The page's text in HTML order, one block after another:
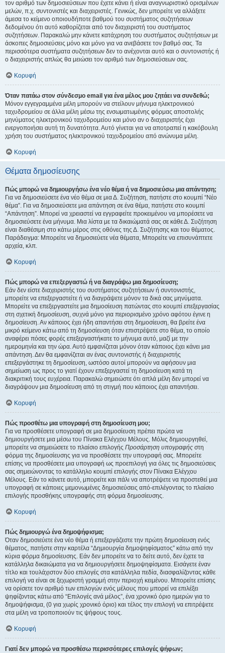
τον αριθμό των δημοσιεύσεων που έχετε κάνει ή είναι αναγνωριστικό ορισμένων
μελών, π.χ. συντονιστές και διαχειριστές. Γενικώς, δεν μπορείτε να αλλάξετε
άμεσα το κείμενο οποιουδήποτε βαθμού του συστήματος συζητήσεων
δεδομένου ότι αυτό καθορίζεται από τον διαχειριστή του συστήματος
συζητήσεων. Παρακαλώ μην κάνετε κατάχρηση του συστήματος συζητήσεων με
άσκοπες δημοσιεύσεις μόνο και μόνο για να ανεβάσετε τον βαθμό σας. Τα
περισσότερα συστήματα συζητήσεων δεν το ανέχονται αυτό και ο συντονιστής ή
ο διαχειριστής απλώς θα μειώσει τον αριθμό των δημοσιεύσεων σας.
Κορυφή
Όταν πατάω στον σύνδεσμο email για ένα μέλος μου ζητάει να συνδεθώ;
Μόνον εγγεγραμμένα μέλη μπορούν να στείλουν μήνυμα ηλεκτρονικού
ταχυδρομείου σε άλλα μέλη μέσω της ενσωματωμένης φόρμας αποστολής
μηνύματος ηλεκτρονικού ταχυδρομείου και μόνο αν ο διαχειριστής έχει
ενεργοποιήσει αυτή τη δυνατότητα. Αυτό γίνεται για να αποτραπεί η κακόβουλη
χρήση του συστήματος ηλεκτρονικού ταχυδρομείου από ανώνυμα μέλη.
Κορυφή
Θέματα δημοσίευσης
Πώς μπορώ να δημιουργήσω ένα νέο θέμα ή να δημοσιεύσω μια απάντηση;
Για να δημοσιεύσετε ένα νέο θέμα σε μια Δ. Συζήτηση, πατήστε στο κουμπί “Νέο
θέμα”. Για να δημοσιεύσετε μια απάντηση σε ένα θέμα, πατήστε στο κουμπί
“Απάντηση”. Μπορεί να χρειαστεί να εγγραφείτε προκειμένου να μπορέσετε να
δημοσιεύσετε ένα μήνυμα. Μια λίστα με τα δικαιώματά σας σε κάθε Δ. Συζήτηση
είναι διαθέσιμη στο κάτω μέρος στις οθόνες της Δ. Συζήτησης και του θέματος.
Παράδειγμα: Μπορείτε να δημοσιεύετε νέα θέματα, Μπορείτε να επισυνάπτετε
αρχεία, κλπ.
Κορυφή
Πώς μπορώ να επεξεργαστώ ή να διαγράψω μια δημοσίευση;
Εάν δεν είστε διαχειριστής του συστήματος συζητήσεων ή συντονιστής,
μπορείτε να επεξεργαστείτε ή να διαγράψετε μόνον τα δικά σας μηνύματα.
Μπορείτε να επεξεργαστείτε μια δημοσίευση πατώντας στο κουμπί επεξεργασίας
στη σχετική δημοσίευση, συχνά μόνο για περιορισμένο χρόνο αφότου έγινε η
δημοσίευση. Αν κάποιος έχει ήδη απαντήσει στη δημοσίευση, θα βρείτε ένα
μικρό κείμενο κάτω από τη δημοσίευση όταν επιστρέψετε στο θέμα, το οποίο
αναφέρει πόσες φορές επεξεργαστήκατε το μήνυμα αυτό, μαζί με την
ημερομηνία και την ώρα. Αυτό εμφανίζεται μόνον όταν κάποιος έχει κάνει μια
απάντηση. Δεν θα εμφανίζεται αν ένας συντονιστής ή διαχειριστής
επεξεργάστηκε τη δημοσίευση, ωστόσο αυτοί μπορούν να αφήσουν μια
σημείωση ως προς το γιατί έχουν επεξεργαστεί τη δημοσίευση κατά τη
διακριτική τους ευχέρεια. Παρακαλώ σημειώστε ότι απλά μέλη δεν μπορεί να
διαγράψουν μια δημοσίευση από τη στιγμή που κάποιος έχει απαντήσει.
Κορυφή
Πώς προσθέτω μια υπογραφή στη δημοσίευση μου;
Για να προσθέσετε υπογραφή σε μια δημοσίευση πρέπει πρώτα να
δημιουργήσετε μια μέσω του Πίνακα Ελέγχου Μέλους. Μόλις δημιουργηθεί,
μπορείτε να σημειώσετε το πλαίσιο επιλογής Προσάρτηση υπογραφής στη
φόρμα της δημοσίευσης για να προσθέσετε την υπογραφή σας. Μπορείτε
επίσης να προσθέσετε μια υπογραφή ως προεπιλογή για όλες τις δημοσιεύσεις
σας σημειώνοντας το κατάλληλο κουμπί επιλογής στον Πίνακα Ελέγχου
Μέλους. Εάν το κάνετε αυτό, μπορείτε και πάλι να αποτρέψετε να προστεθεί μια
υπογραφή σε κάποιες μεμονωμένες δημοσιεύσεις από-επιλέγοντας το πλαίσιο
επιλογής προσθήκης υπογραφής στη φόρμα δημοσίευσης.
Κορυφή
Πώς δημιουργώ ένα δημοψήφισμα;
Όταν δημοσιεύετε ένα νέο θέμα ή επεξεργάζεστε την πρώτη δημοσίευση ενός
θέματος, πατήστε στην καρτέλα “Δημιουργία δημοψηφίσματος” κάτω από την
κύρια φόρμα δημοσίευσης. Εάν δεν μπορείτε να το δείτε αυτό, δεν έχετε τα
κατάλληλα δικαιώματα για να δημιουργήσετε δημοψηφίσματα. Εισάγετε έναν
τίτλο και τουλάχιστον δύο επιλογές στα κατάλληλα πεδία, διασφαλίζοντας κάθε
επιλογή να είναι σε ξεχωριστή γραμμή στην περιοχή κειμένου. Μπορείτε επίσης
να ορίσετε τον αριθμό των επιλογών ενός μέλους που μπορεί να επιλέξει
ψηφίζοντας κάτω από “Επιλογές ανά μέλος”, ένα χρονικό όριο ημερών για το
δημοψήφισμα, (0 για χωρίς χρονικό όριο) και τέλος την επιλογή να επιτρέψετε
στα μέλη να τροποποιούν τις ψήφους τους.
Κορυφή
Γιατί δεν μπορώ να προσθέσω περισσότερες επιλογές ψήφων;